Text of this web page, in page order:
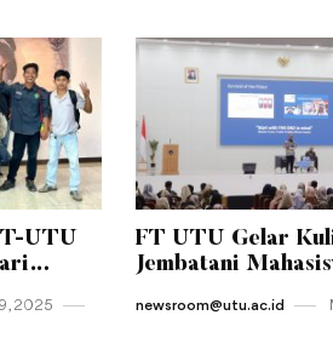
UTU
, 2025
FT UTU Gelar
Jembatani
newsroom@utu.ac.id